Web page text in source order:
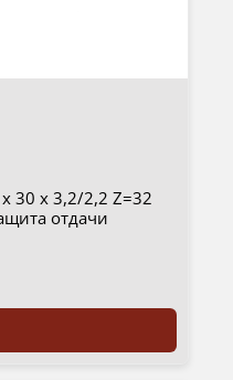
30 x 3,2/2,2 Z=32
отдачи